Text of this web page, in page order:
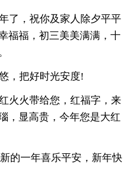
了，祝你及家人除夕平平
福福，初三美美满满，十
，把好时光安度!
火火带给您，红福字，来
，显高贵，今年您是大红
的一年喜乐平安，新年快